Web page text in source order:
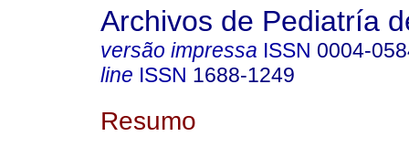
Archivos de Pediatría
versão impressa ISSN 0004-
line ISSN 1688-1249
Resumo